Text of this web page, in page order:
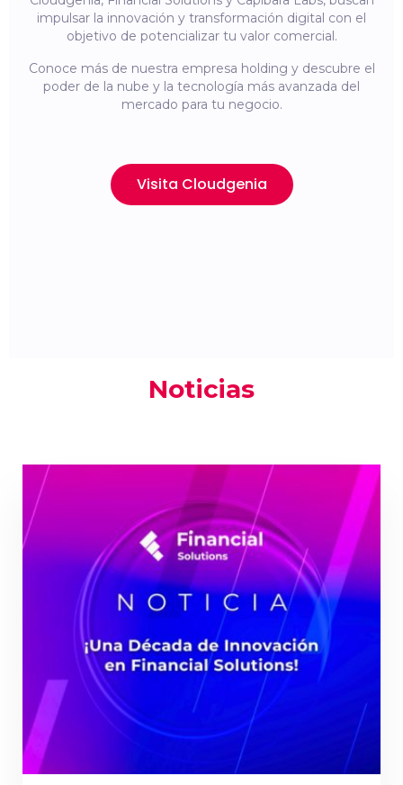
impulsar la innovación y transformación digital con el
objetivo de potencializar tu valor comercial.
Conoce más de nuestra empresa holding y descubre el
poder de la nube y la tecnología más avanzada del
mercado para tu negocio.
Visita Cloudgenia
Noticias